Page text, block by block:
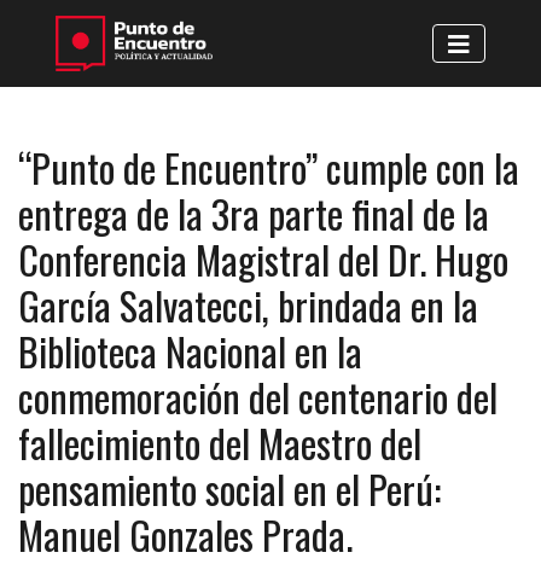
“Punto de Encuentro” cumple con la
entrega de la 3ra parte final de la
Conferencia Magistral del Dr. Hugo
García Salvatecci, brindada en la
Biblioteca Nacional en la
conmemoración del centenario del
fallecimiento del Maestro del
pensamiento social en el Perú:
Manuel Gonzales Prada.